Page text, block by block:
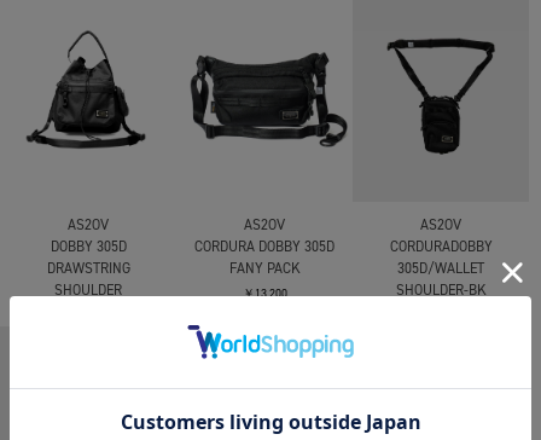
AS2OV
DOBBY 305D
DRAWSTRING
SHOULDER
AS2OV
CORDURA DOBBY 305D
FANY PACK
￥13,200
AS2OV
CORDURADOBBY
305D/WALLET
SHOULDER-BK